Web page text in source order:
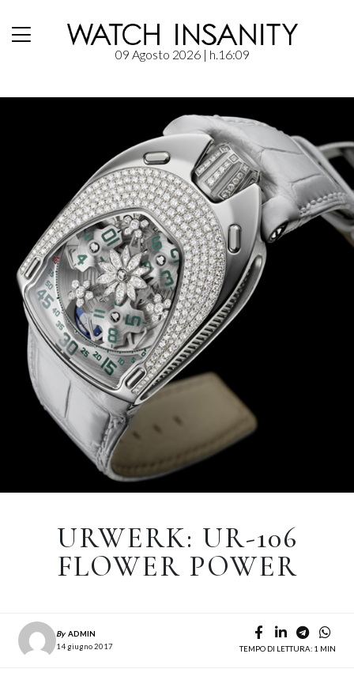
09 Agosto 2026 | h.16:09
URWERK: UR-106
FLOWER POWER
By ADMIN
14 giugno 2017
TEMPO DI LETTURA: 1 MIN